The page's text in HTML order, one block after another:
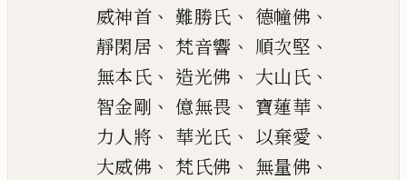
威神首 、 難勝氏 、 德幢佛 、
靜閑居 、 梵音響 、 順次堅 、
無本氏 、 造光佛 、 大山氏 、
智金剛 、 億無畏 、 寶蓮華 、
力人將 、 華光氏 、 以棄愛 、
大威佛 、 梵氏佛 、 無量佛 、